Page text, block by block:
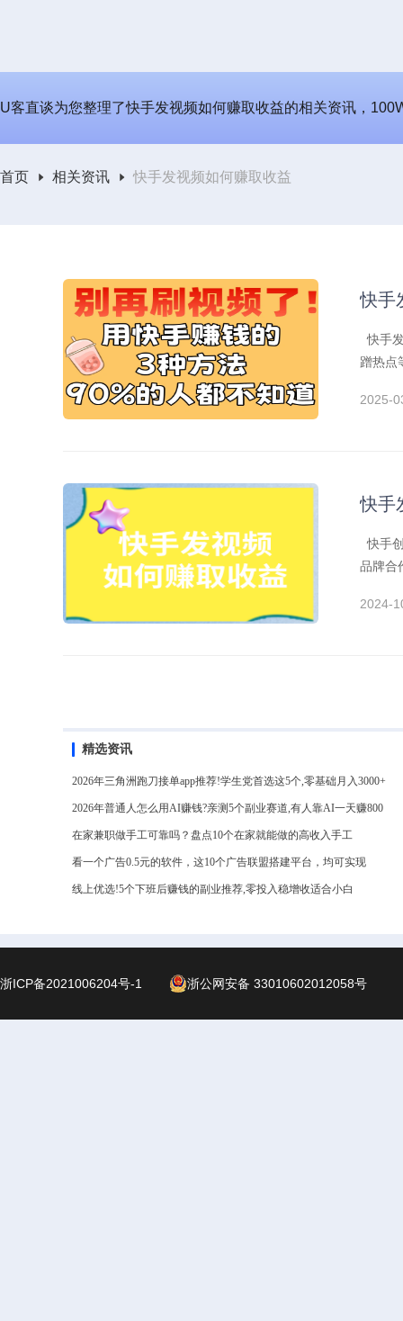
U客直谈为您整理了快手发视频如何赚取收益的相关资讯，
首页 相关资讯 快手发视频如何赚取收益
快手
快手
蹭热点
2025-
快手
快手
品牌合
2024-
精选资讯
2026年三角洲跑刀接单app推荐!学生党首选这5个,零基础月入3000+
2026年普通人怎么用AI赚钱?亲测5个副业赛道,有人靠AI一天赚800
在家兼职做手工可靠吗？盘点10个在家就能做的高收入手工
看一个广告0.5元的软件，这10个广告联盟搭建平台，均可实现
线上优选!5个下班后赚钱的副业推荐,零投入稳增收适合小白
浙ICP备2021006204号-1 浙公网安备 33010602012058号